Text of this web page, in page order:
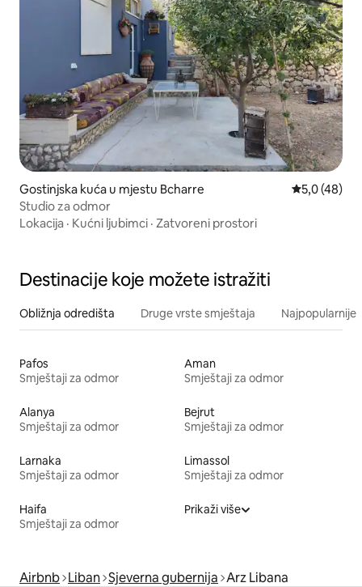
Gostinjska kuća u mjestu Bcharre Prosječna
5,0 (48)
Studio za odmor
Lokacija · Kućni ljubimci · Zatvoreni prostori
Destinacije koje možete istražiti
Obližnja odredišta Druge vrste smještaja Najpopularnije
Pafos
Smještaji za odmor
Aman
Smještaji za odmor
Alanya
Smještaji za odmor
Bejrut
Smještaji za odmor
Larnaka
Smještaji za odmor
Limassol
Smještaji za odmor
Haifa
Smještaji za odmor
Prikaži više
Airbnb Liban Sjeverna gubernija Arz Libana